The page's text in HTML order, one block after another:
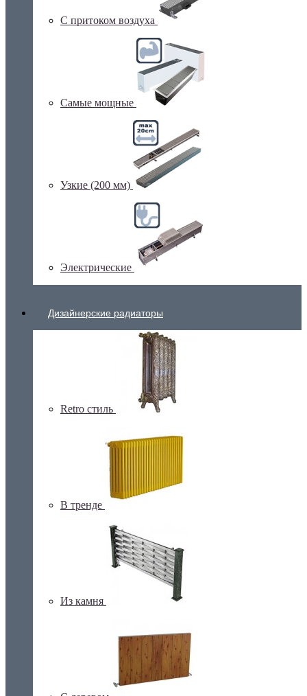
С притоком воздуха
Самые мощные
Узкие (200 мм)
Электрические
Дизайнерские радиаторы
Retro стиль
В тренде
Из камня